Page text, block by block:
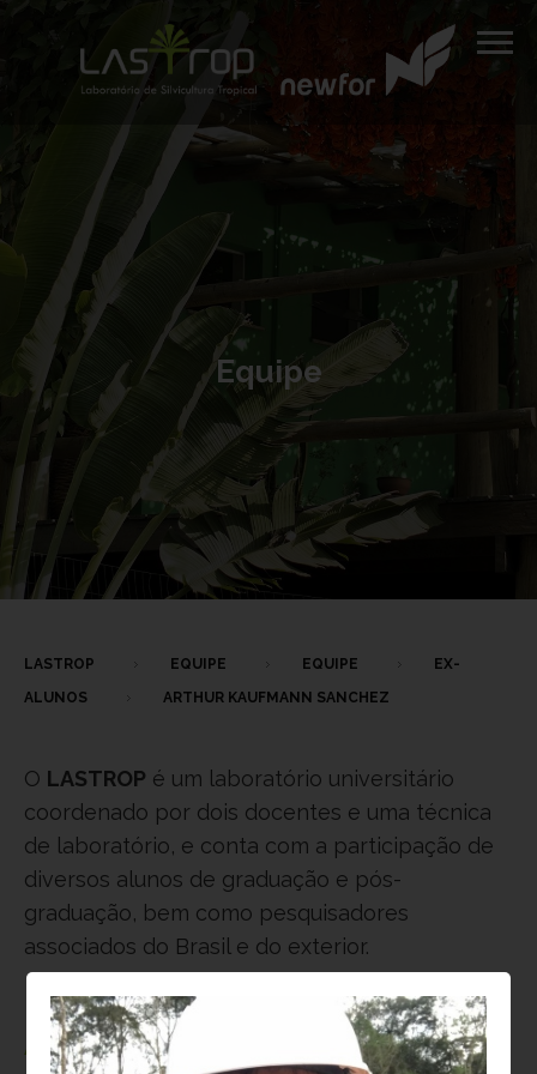
Equipe
LASTROP EQUIPE EQUIPE
EX-
ALUNOS
ARTHUR KAUFMANN SANCHEZ
O LASTROP é um laboratório universitário
coordenado por dois docentes e uma técnica
de laboratório, e conta com a participação de
diversos alunos de graduação e pós-
graduação, bem como pesquisadores
associados do Brasil e do exterior.
Atualmente,